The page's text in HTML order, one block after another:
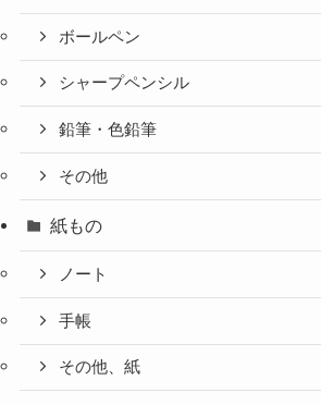
ボールペン
シャープペンシル
鉛筆・色鉛筆
その他
紙もの
ノート
手帳
その他、紙